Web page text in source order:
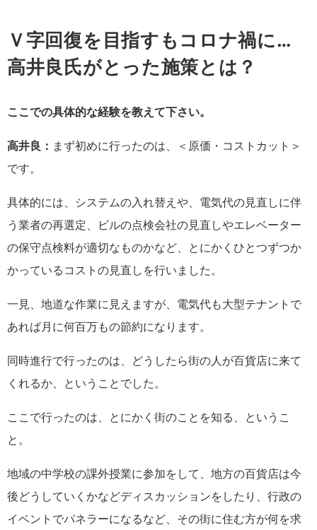
Ｖ字回復を目指すもコロナ禍に…
高井良氏がとった施策とは？
ここでの具体的な経験を教えて下さい。
高井良： まず初めに行ったのは、＜原価・コストカット＞
です。
具体的には、システムの入れ替えや、電気代の見直しに伴
う業者の再選定、ビルの点検会社の見直しやエレベーター
の保守点検料が適切なものかなど、とにかくひとつずつか
かっているコストの見直しを行いました。
一見、地道な作業に見えますが、電気代も大型テナントで
あれば月に何百万もの節約になります。
同時進行で行ったのは、どうしたら街の人が百貨店に来て
くれるか、ということでした。
ここで行ったのは、とにかく街のことを知る、というこ
と。
地域の中学校の課外授業に参加をして、地方の百貨店は今
後どうしていくかなどディスカッションをしたり、行政の
イベントでパネラーになるなど、その街に住む方が何を求